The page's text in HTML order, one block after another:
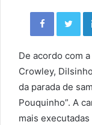
Facebook Twitter
De acordo com
Crowley,
da parada de
Pouquinho”. A
mais